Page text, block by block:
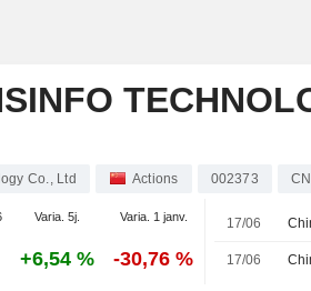
Co., Ltd Actions 002373
Varia. 5j. Varia. 1 janv.
+6,54 % -30,76 %
17/06
17/06